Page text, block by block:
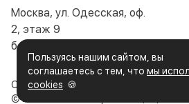
Москва, ул. Одесская, оф.
2, этаж 9
без выходных 9:00 - 22:00
ООО «Строительная компания НЕБО»
© 2019-2026. Все права защищены.
Пользуясь нашим сайтом, вы
соглашаетесь с тем, что мы
cookies 🍪